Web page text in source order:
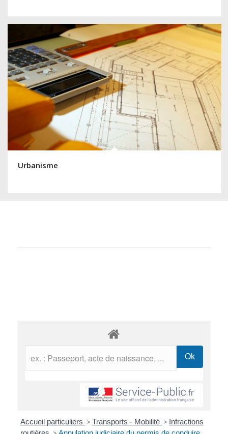
Urbanisme
Accueil particuliers > Transports - Mobilité > Infractions